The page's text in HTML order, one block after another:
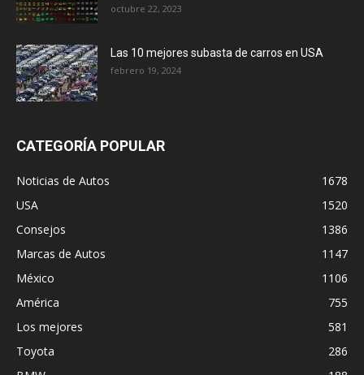
octubre 22, 2023
Las 10 mejores subasta de carros en USA
febrero 19, 2024
CATEGORÍA POPULAR
Noticias de Autos
1678
USA
1520
Consejos
1386
Marcas de Autos
1147
México
1106
América
755
Los mejores
581
Toyota
286